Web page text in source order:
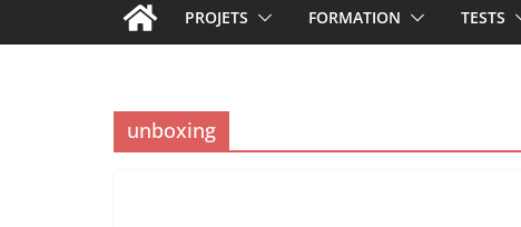
PROJETS FORMATION TESTS
unboxing